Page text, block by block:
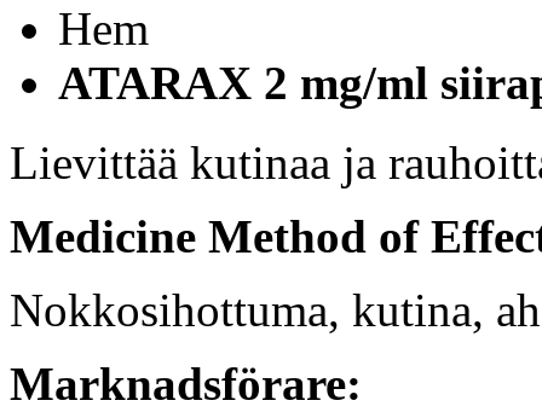
Hem
ATARAX 2 mg/ml
Lievittää kutinaa ja
Medicine Method of
Nokkosihottuma, kutina,
Marknadsförare: